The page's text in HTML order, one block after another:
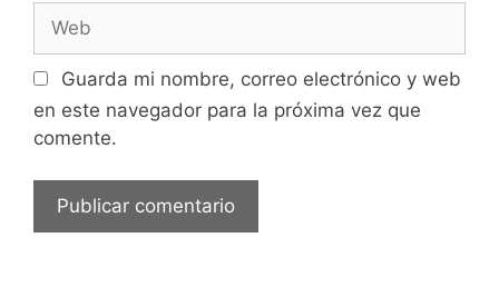
Guarda mi nombre, correo electrónico y web
en este navegador para la próxima vez que
comente.